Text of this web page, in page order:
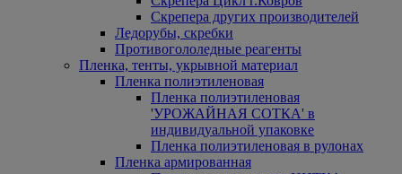
Скрепера других производителей
Ледорубы, скребки
Противогололедные реагенты
Пленка, тенты, укрывной материал
Пленка полиэтиленовая
Пленка полиэтиленовая
'УРОЖАЙНАЯ СОТКА' в
индивидуальной упаковке
Пленка полиэтиленовая в рулонах
Пленка армированная